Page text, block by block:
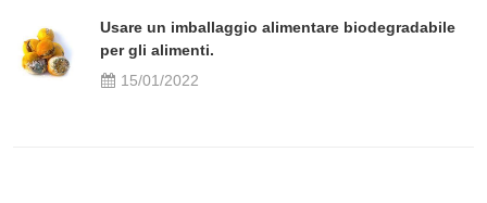
Usare un imballaggio alimentare biodegradabile
per gli alimenti.
15/01/2022